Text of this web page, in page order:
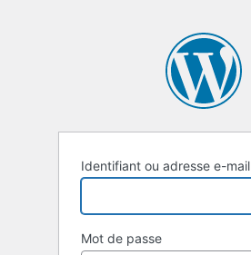
Identifiant ou adresse e-mail
Mot de passe